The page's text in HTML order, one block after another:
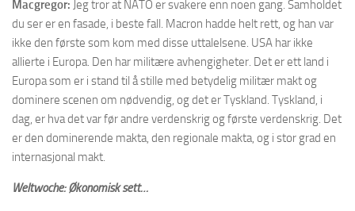
Macgregor: Jeg tror at NATO er svakere enn noen gang. Samholdet
du ser er en fasade, i beste fall. Macron hadde helt rett, og han var
ikke den første som kom med disse uttalelsene. USA har ikke
allierte i Europa. Den har militære avhengigheter. Det er ett land i
Europa som er i stand til å stille med betydelig militær makt og
dominere scenen om nødvendig, og det er Tyskland. Tyskland, i
dag, er hva det var før andre verdenskrig og første verdenskrig. Det
er den dominerende makta, den regionale makta, og i stor grad en
internasjonal makt.
Weltwoche: Økonomisk sett…